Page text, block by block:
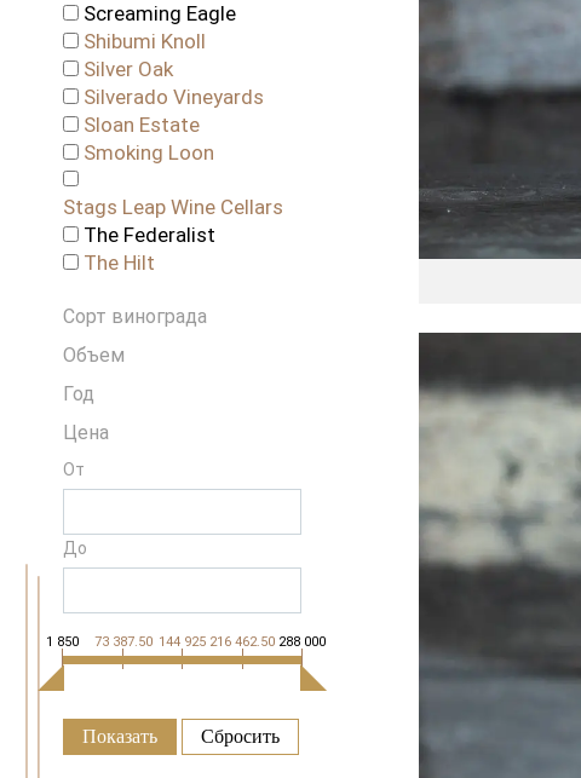
Screaming Eagle
Shibumi Knoll
Silver Oak
Silverado Vineyards
Sloan Estate
Smoking Loon
Stags Leap Wine Cellars
The Federalist
The Hilt
Сорт винограда
Объем
Год
Цена
От
До
1 850 73 387.50 144 925 216 462.50 288 000